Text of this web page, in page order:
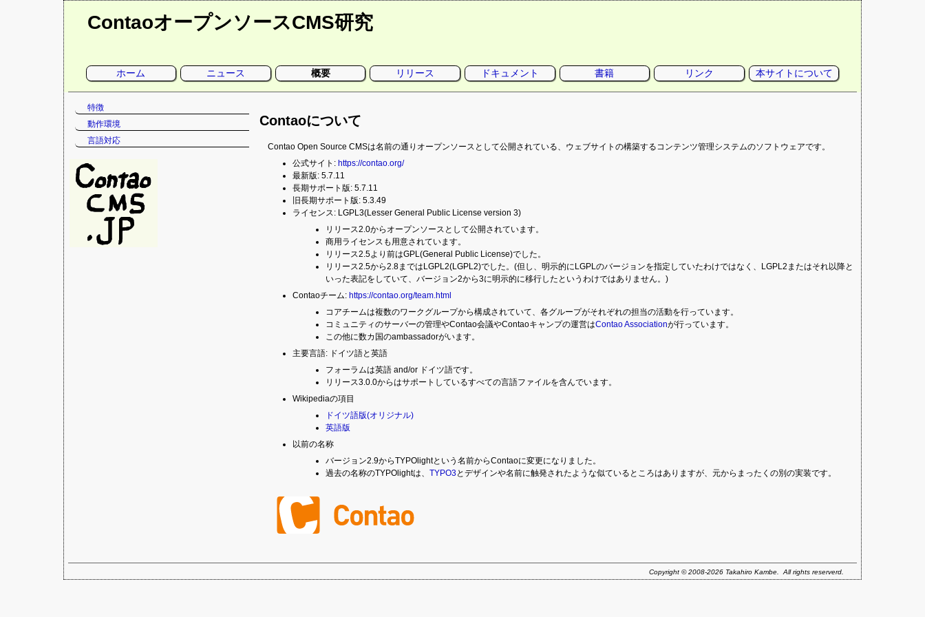
ContaoオープンソースCMS研究
ー
ホーム ニュース 概要 リリース ドキュメント 書籍 リンク 本サイトについて
Contaoについて
Contao Open Source CMSは名前の通りオープンソースとして公開されている、ウェブサイトの構築するコンテンツ管理システムのソフトウェアです。
公式サイト: https://contao.org/
最新版: 5.7.11
長期サポート版: 5.7.11
旧長期サポート版: 5.3.49
ライセンス: LGPL3(Lesser General Public License version 3)
リリース2.0からオープンソースとして公開されています。
商用ライセンスも用意されています。
リリース2.5より前はGPL(General Public License)でした。
リリース2.5から2.8まではLGPL2(LGPL2)でした。(但し、明示的にLGPLのバージョンを指定していたわけではなく、LGPL2またはそれ以降と
いった表記をしていて、バージョン2から3に明示的に移行したというわけではありません。)
Contaoチーム: https://contao.org/team.html
コアチームは複数のワークグループから構成されていて、各グループがそれぞれの担当の活動を行っています。
コミュニティのサーバーの管理やContao会議やContaoキャンプの運営はContao Associationが行っています。
この他に数カ国のambassadorがいます。
主要言語: ドイツ語と英語
フォーラムは英語 and/or ドイツ語です。
リリース3.0.0からはサポートしているすべての言語ファイルを含んでいます。
Wikipediaの項目
ドイツ語版(オリジナル)
英語版
以前の名称
バージョン2.9からTYPOlightという名前からContaoに変更になりました。
過去の名称のTYPOlightは、TYPO3とデザインや名前に触発されたような似ているところはありますが、元からまったくの別の実装です。
ゲ
ー
ョ
ン
特徴
動作環境
言語対応
Copyright © 2008-2026 Takahiro Kambe. All rights reserverd.